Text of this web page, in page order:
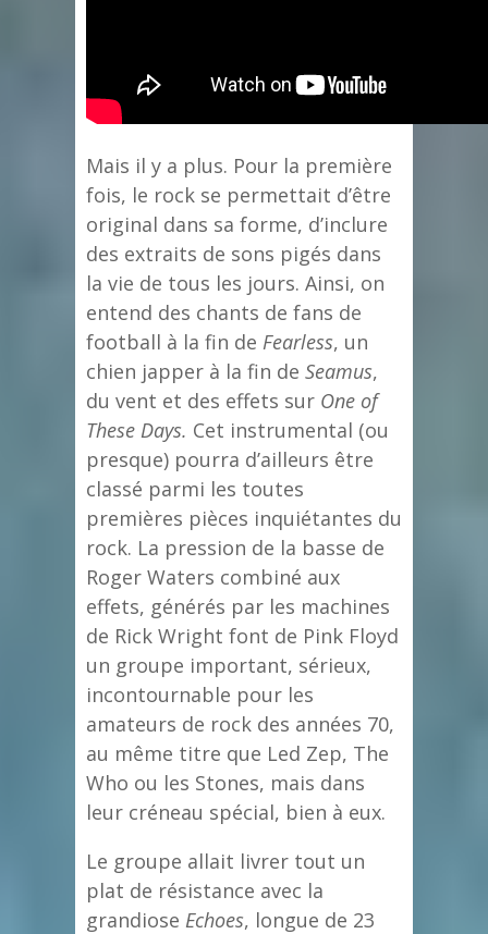
Mais il y a plus. Pour la première
fois, le rock se permettait d’être
original dans sa forme, d’inclure
des extraits de sons pigés dans
la vie de tous les jours. Ainsi, on
entend des chants de fans de
football à la fin de Fearless, un
chien japper à la fin de Seamus,
du vent et des effets sur One of
These Days. Cet instrumental (ou
presque) pourra d’ailleurs être
classé parmi les toutes
premières pièces inquiétantes du
rock. La pression de la basse de
Roger Waters combiné aux
effets, générés par les machines
de Rick Wright font de Pink Floyd
un groupe important, sérieux,
incontournable pour les
amateurs de rock des années 70,
au même titre que Led Zep, The
Who ou les Stones, mais dans
leur créneau spécial, bien à eux.
Le groupe allait livrer tout un
plat de résistance avec la
grandiose Echoes, longue de 23